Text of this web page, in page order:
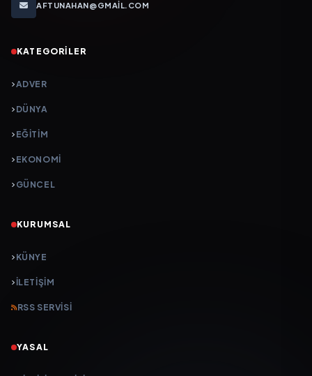
AFTUNAHAN@GMAIL.COM
KATEGORILER
ADVER
DÜNYA
EĞİTİM
EKONOMİ
GÜNCEL
KURUMSAL
KÜNYE
İLETIŞIM
RSS SERVISI
YASAL